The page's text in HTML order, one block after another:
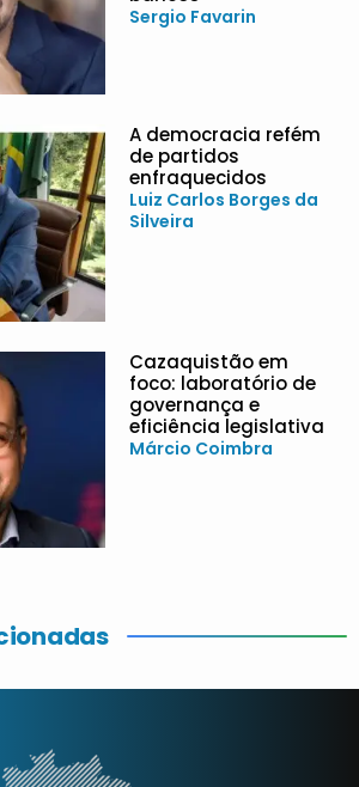
Sergio Favarin
A democracia refém
de partidos
enfraquecidos
Luiz Carlos Borges da
Silveira
Cazaquistão em
foco: laboratório de
governança e
eficiência legislativa
Márcio Coimbra